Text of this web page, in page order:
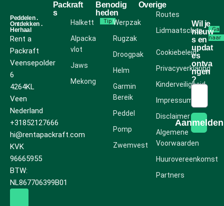
Peddelen .
Ontdekken .
Herhaal
Rent a
Packraft
Veensepolder
6
4264KL
Veen
Nederland
+31852127666
hi@rentapackraft.com
KVK
96665955
BTW:
NL867706399B01
Packraft
s
Halkett Tip
Alpacka
vlot
Jaws
Mekong
Benodig
heden
Werpzak
Rugzak
Droogpak
Helm
Garmin
Bereik
Peddel
Pomp
Zwemvest
Overige
Routes
Lidmaatschap
Ga
naar
Cookiebeleid
Privacyverklaring
Kinderveiligheid
Impressum
Disclaimer
Algemene
Voorwaarden
Huurovereenkomst
Partners
Wil je
nieuw
s en
updat
es
ontva
ngen
?
Aanmelden